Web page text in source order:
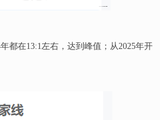
都在13:1左右，达到峰值；从2025年开